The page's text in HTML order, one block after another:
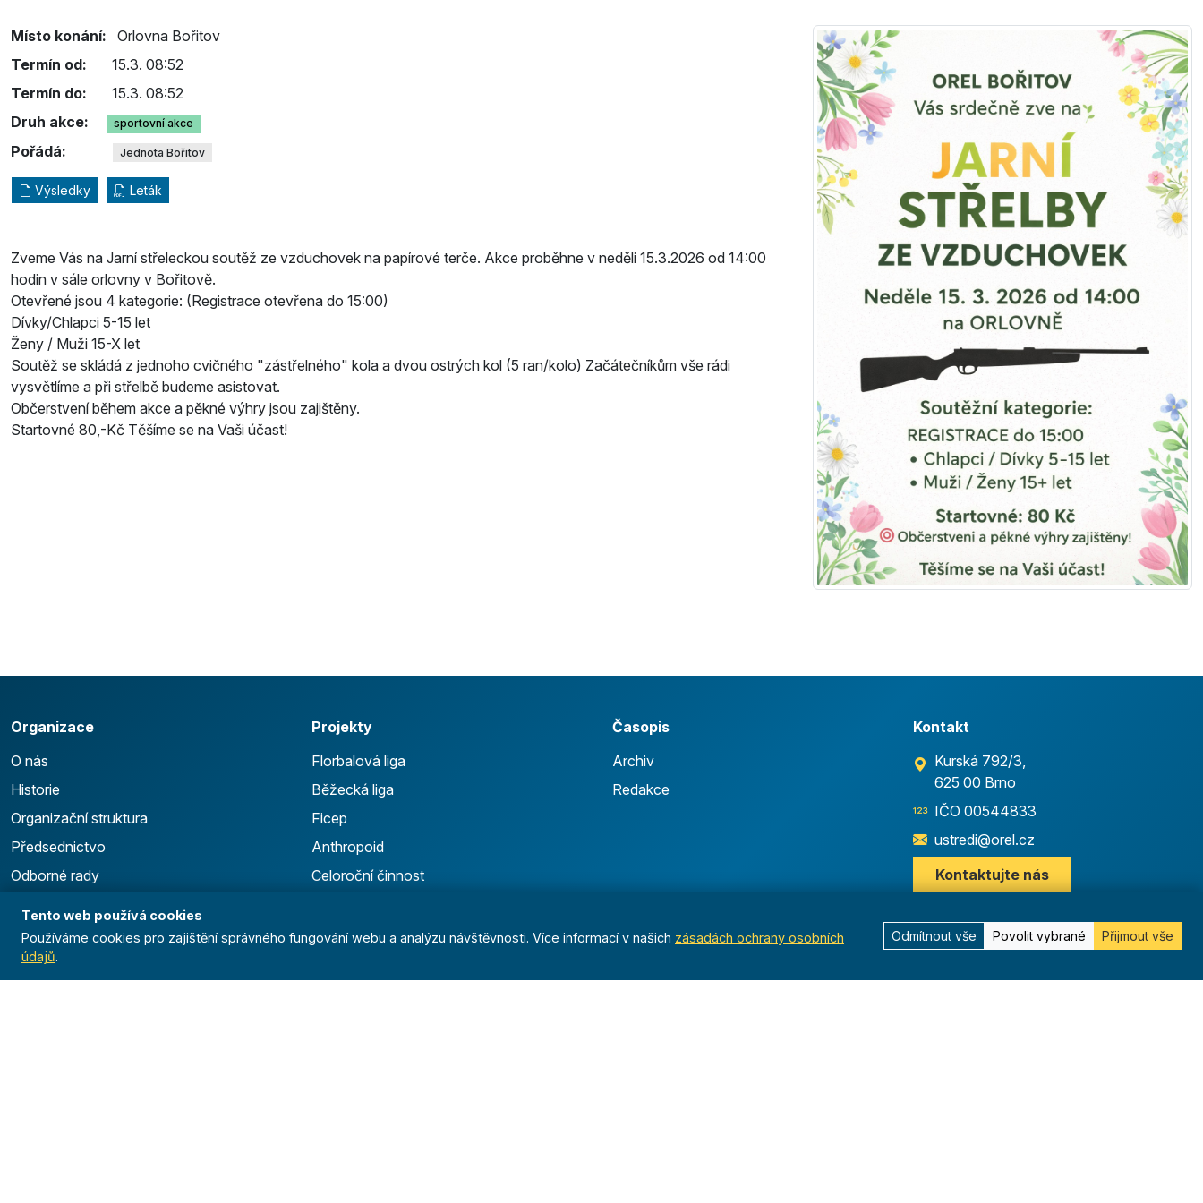
Místo konání:
Orlovna Bořitov
Termín od:
15.3. 08:52
Termín do:
15.3. 08:52
Druh akce:
sportovní akce
Pořádá: Jednota Bořitov
Výsledky Leták
Zveme Vás na Jarní střeleckou soutěž ze vzduchovek na papírové terče. Akce proběhne v neděli 15.3.2026 od 14:00
hodin v sále orlovny v Bořitově.
Otevřené jsou 4 kategorie: (Registrace otevřena do 15:00)
Dívky/Chlapci 5-15 let
Ženy / Muži 15-X let
Soutěž se skládá z jednoho cvičného "zástřelného" kola a dvou ostrých kol (5 ran/kolo) Začátečníkům vše rádi
vysvětlíme a při střelbě budeme asistovat.
Občerstvení během akce a pěkné výhry jsou zajištěny.
Startovné 80,-Kč Těšíme se na Vaši účast!
Organizace
O nás
Historie
Organizační struktura
Předsednictvo
Odborné rady
GDPR
Pojištění
Projekty
Florbalová liga
Běžecká liga
Ficep
Anthropoid
Celoroční činnost
Časopis
Archiv
Redakce
Kontakt
Kurská 792/3,
625 00 Brno
IČO 00544833
ustredi@orel.cz
Kontaktujte nás
Tento web používá cookies
Používáme cookies pro zajištění správného fungování webu a analýzu návštěvnosti. Více informací v našich zásadách ochrany osobních
údajů.
Odmítnout vše Povolit vybrané Přijmout vše